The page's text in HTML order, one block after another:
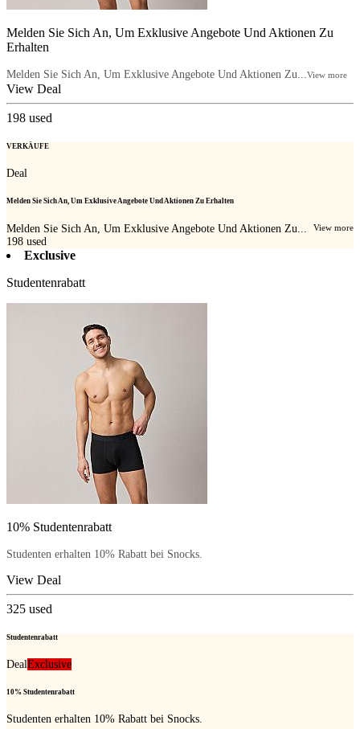
Melden Sie Sich An, Um Exklusive Angebote Und Aktionen Zu
Erhalten
Melden Sie Sich An, Um Exklusive Angebote Und Aktionen Zu... View more
View Deal
198 used
VERKÄUFE
Deal
Melden Sie Sich An, Um Exklusive Angebote Und Aktionen Zu Erhalten
Melden Sie Sich An, Um Exklusive Angebote Und Aktionen Zu... View more
198 used
Exclusive
Studentenrabatt
10% Studentenrabatt
Studenten erhalten 10% Rabatt bei Snocks.
View Deal
325 used
Studentenrabatt
DealExclusive
10% Studentenrabatt
Studenten erhalten 10% Rabatt bei Snocks.